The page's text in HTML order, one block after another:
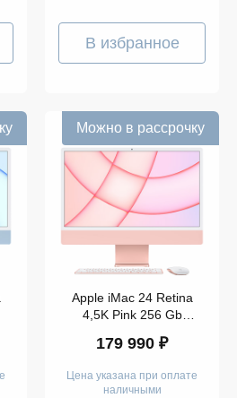
В избранное
Можно в рассрочку
Apple iMac 24 Retina
4,5K Pink 256 Gb
179 990 ₽
Цена указана при оплате
наличными